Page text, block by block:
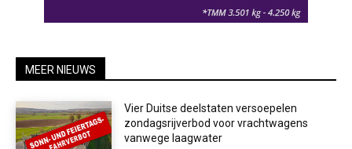
MEER NIEUWS
Vier Duitse deelstaten versoepelen
zondagsrijverbod voor vrachtwagens
vanwege laagwater